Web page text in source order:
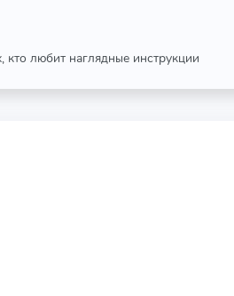
любит наглядные инструкции